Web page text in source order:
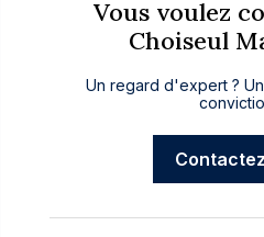
Vous voulez
Choiseul
Un regard d'expert ?